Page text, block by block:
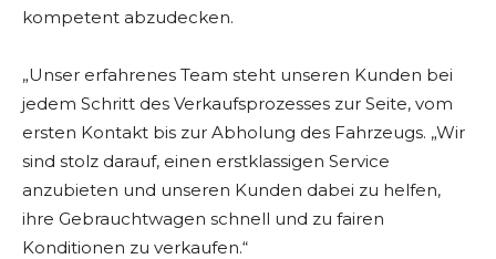
kompetent abzudecken.
„Unser erfahrenes Team steht unseren Kunden bei
jedem Schritt des Verkaufsprozesses zur Seite, vom
ersten Kontakt bis zur Abholung des Fahrzeugs. „Wir
sind stolz darauf, einen erstklassigen Service
anzubieten und unseren Kunden dabei zu helfen,
ihre Gebrauchtwagen schnell und zu fairen
Konditionen zu verkaufen.“